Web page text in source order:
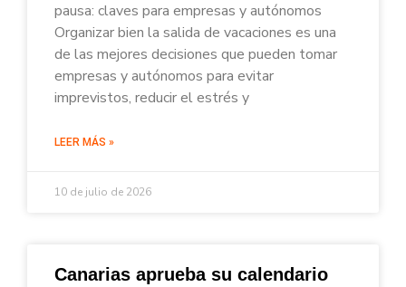
pausa: claves para empresas y autónomos
Organizar bien la salida de vacaciones es una
de las mejores decisiones que pueden tomar
empresas y autónomos para evitar
imprevistos, reducir el estrés y
LEER MÁS »
10 de julio de 2026
Canarias aprueba su calendario